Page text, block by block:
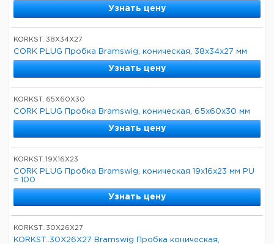
Узнать цену
KORKST. 38X34X27
CORK PLUG Пробка Bramswig, коническая, 38x34x27 мм
Узнать цену
KORKST. 65X60X30
CORK PLUG Пробка Bramswig, коническая, 65x60x30 мм
Узнать цену
KORKST..19X16X23
CORK PLUG Пробка Bramswig, коническая 19x16x23 мм PU
= 100
Узнать цену
KORKST..30X26X27
KORKST..30X26X27 Bramswig Пробка коническая,